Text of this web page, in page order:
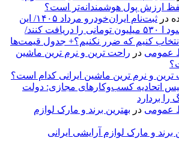
ارزش پول هوشمندانه‌تر است؟
در
ثبت‌نام ایران‌خودرو مرداد ۱۴۰۵/ این
افراد می‌توانند سود ا ۵۳۰ میلیون تومانی را دریافت کنند/
کنیم که ضرر نکنیم؟+ جدول قیمت‌ها
عمومی در راحت ترین و نرم ترین ماشین
ترین و نرم ترین ماشین ایرانی کدام است؟
اتحادیه کسب‌وکارهای مجازی: دولت
را بردارد
عمومی در بهترین برند و مارک لوازم
برند و مارک لوازم آرایشی ایرانی